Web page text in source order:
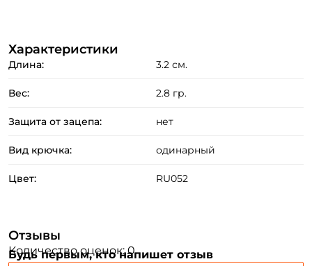
Характеристики
Длина: 3.2 см.
Вес: 2.8 гр.
Защита от зацепа: нет
Вид крючка: одинарный
Цвет: RU052
Отзывы
Количество оценок: 0
Будь первым, кто напишет отзыв
Создать аккаунт
ФИО: *
Номер телефона: *